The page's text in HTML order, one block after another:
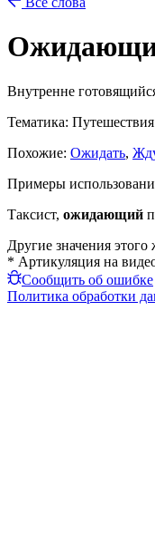
Внутренне
Тематика:
Похожие: Ожидать,
Примеры
Таксист, ожидающий
Другие значения этого
* Артикуляция на
Сообщить об ошибке
Политика обработки